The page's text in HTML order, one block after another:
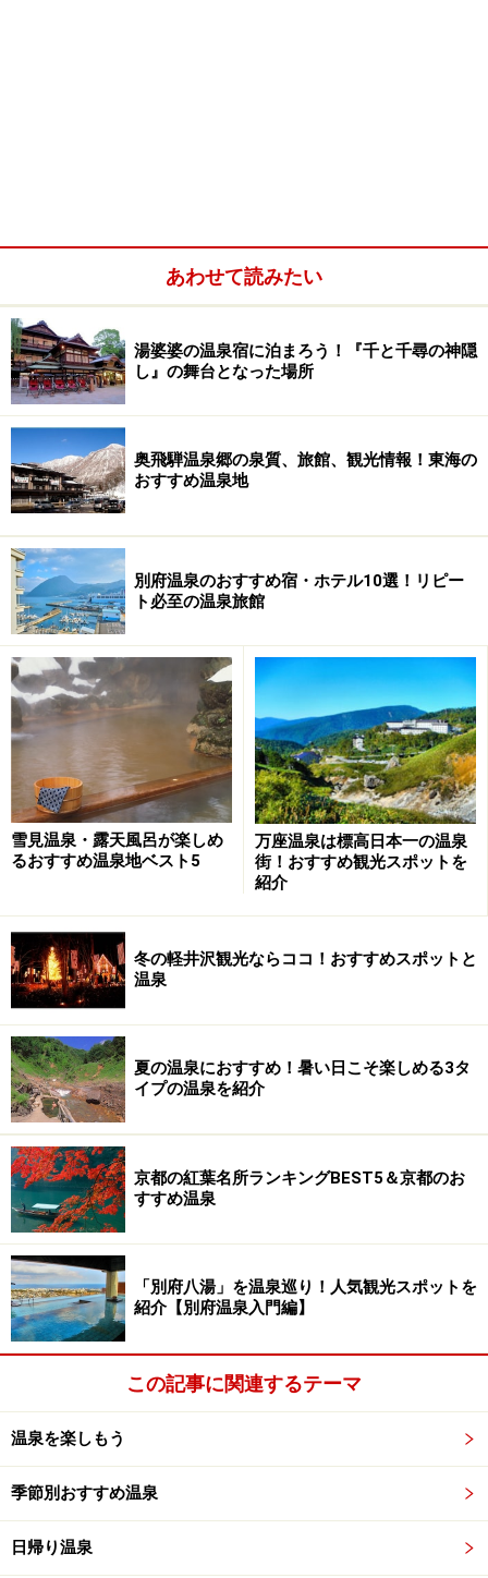
あわせて読みたい
湯婆婆の温泉宿に泊まろう！『千と千尋の神隠
し』の舞台となった場所
奥飛騨温泉郷の泉質、旅館、観光情報！東海の
おすすめ温泉地
別府温泉のおすすめ宿・ホテル10選！リピー
ト必至の温泉旅館
雪見温泉・露天風呂が楽しめ
るおすすめ温泉地ベスト5
万座温泉は標高日本一の温泉
街！おすすめ観光スポットを
紹介
冬の軽井沢観光ならココ！おすすめスポットと
温泉
夏の温泉におすすめ！暑い日こそ楽しめる3タ
イプの温泉を紹介
京都の紅葉名所ランキングBEST5＆京都のお
すすめ温泉
「別府八湯」を温泉巡り！人気観光スポットを
紹介【別府温泉入門編】
この記事に関連するテーマ
温泉を楽しもう
季節別おすすめ温泉
日帰り温泉